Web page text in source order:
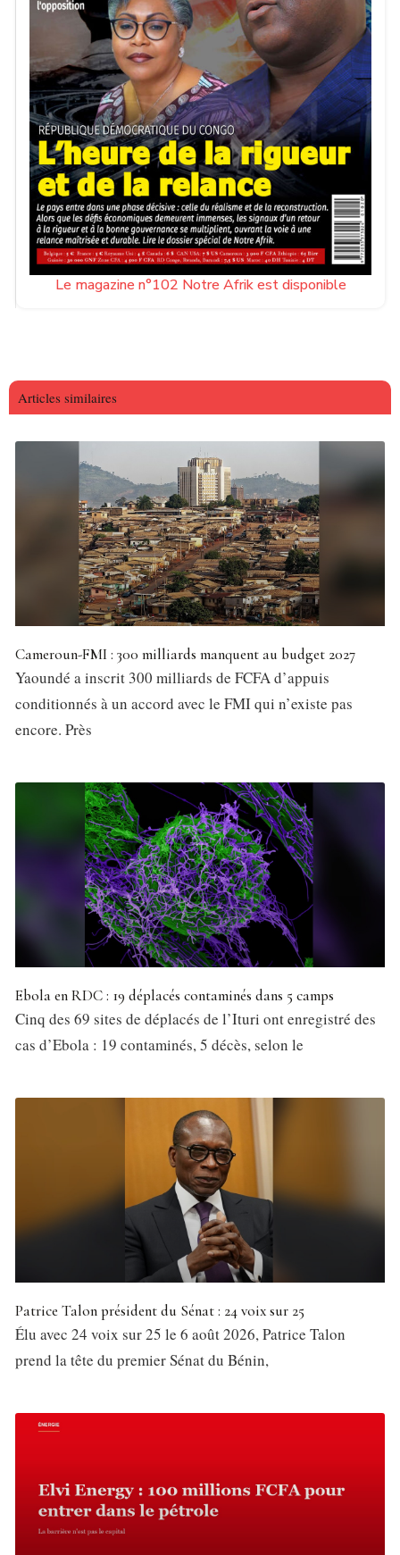
Le magazine n°102 Notre Afrik est disponible
Articles similaires
Cameroun-FMI : 300 milliards manquent au budget 2027
Yaoundé a inscrit 300 milliards de FCFA d’appuis
conditionnés à un accord avec le FMI qui n’existe pas
encore. Près
Ebola en RDC : 19 déplacés contaminés dans 5 camps
Cinq des 69 sites de déplacés de l’Ituri ont enregistré des
cas d’Ebola : 19 contaminés, 5 décès, selon le
Patrice Talon président du Sénat : 24 voix sur 25
Élu avec 24 voix sur 25 le 6 août 2026, Patrice Talon
prend la tête du premier Sénat du Bénin,